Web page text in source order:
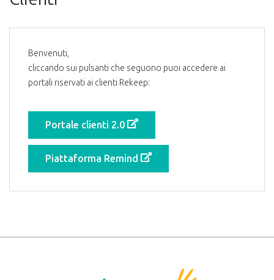
Benvenuti,
cliccando sui pulsanti che seguono puoi accedere ai
portali riservati ai clienti Rekeep:
Portale clienti 2.0
Piattaforma Remind